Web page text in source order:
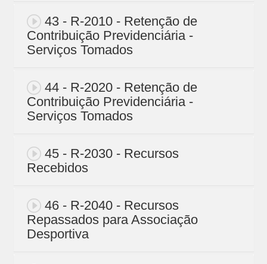
43 - R-2010 - Retenção de
Contribuição Previdenciária -
Serviços Tomados
44 - R-2020 - Retenção de
Contribuição Previdenciária -
Serviços Tomados
45 - R-2030 - Recursos
Recebidos
46 - R-2040 - Recursos
Repassados para Associação
Desportiva